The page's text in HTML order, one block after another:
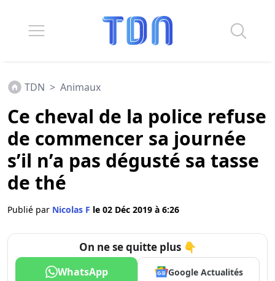
TDN > Animaux
Ce cheval de la police refuse
de commencer sa journée
s’il n’a pas dégusté sa tasse
de thé
Publié par Nicolas F le 02 Déc 2019 à 6:26
On ne se quitte plus 👇
WhatsApp Google Actualités